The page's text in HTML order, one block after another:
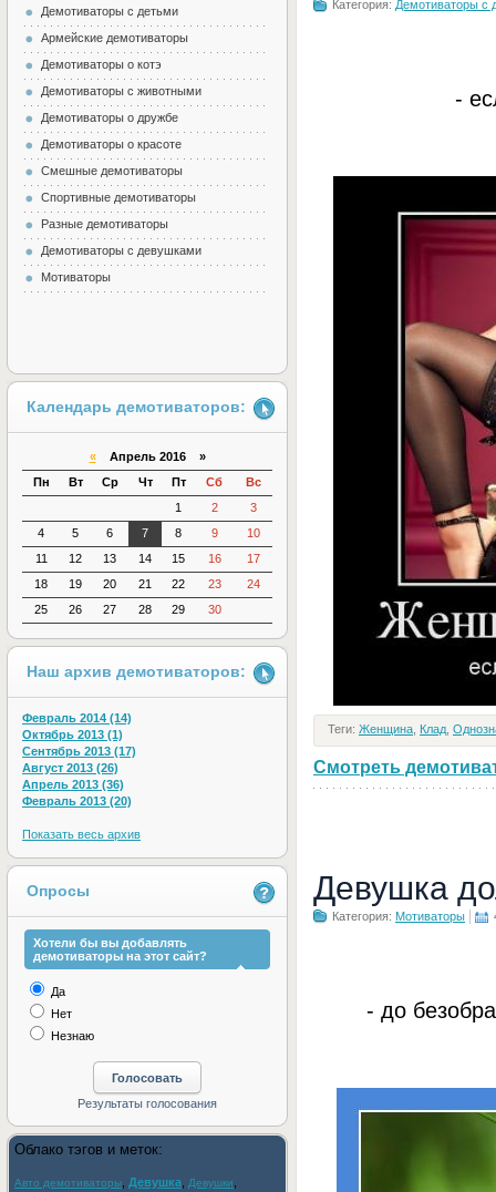
Категория: Демотиваторы с
-
Теги: Женщина Клад
Смотреть
Девушка
Категория: Мотиваторы
- до
Демотиваторы с детьми
Армейские демотиваторы
Демотиваторы о котэ
Демотиваторы с животными
Демотиваторы о дружбе
Демотиваторы о красоте
Смешные демотиваторы
Спортивные демотиваторы
Разные демотиваторы
Демотиваторы с девушками
Мотиваторы
Календарь демотиваторов:
«Апрель 2016 »
Пн
Вт Ср Чт Пт Сб
Вс
1
2
3
4
5 6 7 8 9
10
11
12 13 14 15 16
17
18
19 20 21 22 23
24
25
26 27 28 29 30
Наш архив демотиваторов:
Февраль 2014 (14)
Октябрь 2013 (1)
Сентябрь 2013 (17)
Август 2013 (26)
Апрель 2013 (36)
Февраль 2013 (20)
Показать весь архив
Опросы
Хотели бы вы добавлять
демотиваторы на этот сайт?
Да
Нет
Незнаю
Облако тэгов и меток:
Авто демотиваторы Девушка Девушки